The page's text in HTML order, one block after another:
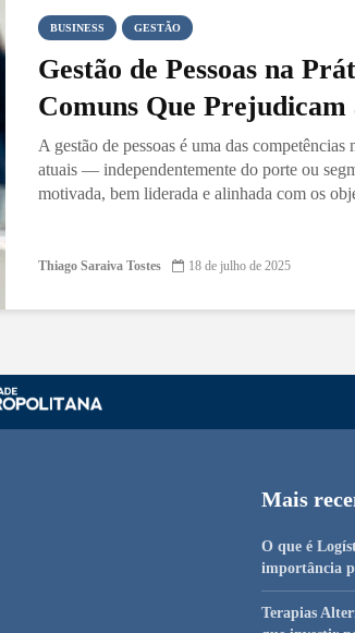
BUSINESS GESTÃO
Gestão de Pessoas na
Comuns Que
A gestão de pessoas é uma das competências
atuais — independentemente do porte ou
motivada, bem liderada e alinhada com os
Thiago Saraiva Tostes 18 de julho de 2025
Mais
O que é
importância
Terapias